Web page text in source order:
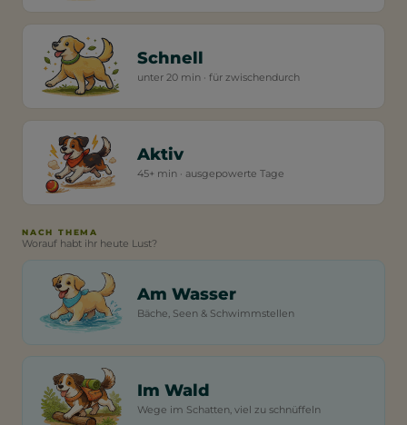
Schnell
unter 20 min · für zwischendurch
Aktiv
45+ min · ausgepowerte Tage
NACH THEMA
Worauf habt ihr heute Lust?
Am Wasser
Bäche, Seen & Schwimmstellen
Im Wald
Wege im Schatten, viel zu schnüffeln